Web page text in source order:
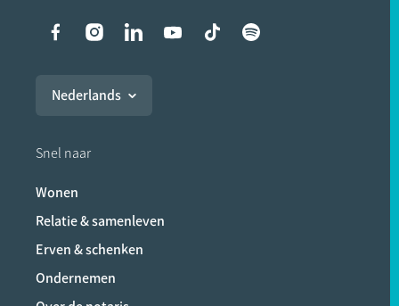
Liens vers les réseaux
Nederlands
Snel naar
Wonen
Relatie & samenleven
Erven & schenken
Ondernemen